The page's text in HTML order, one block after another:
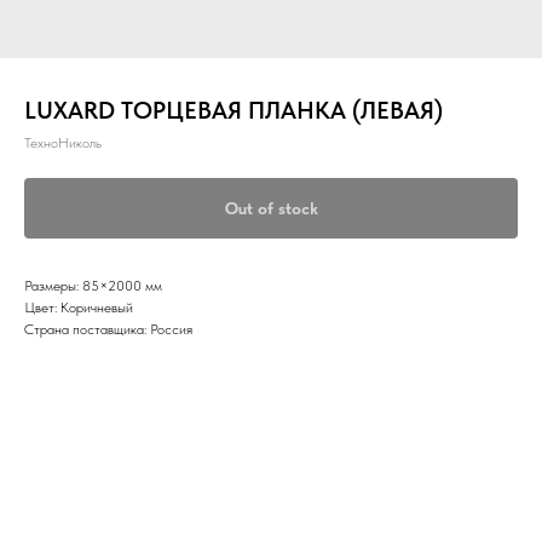
LUXARD ТОРЦЕВАЯ ПЛАНКА (ЛЕВАЯ)
ТехноНиколь
Out of stock
Размеры: 85×2000 мм
Цвет: Коричневый
Страна поставщика: Россия